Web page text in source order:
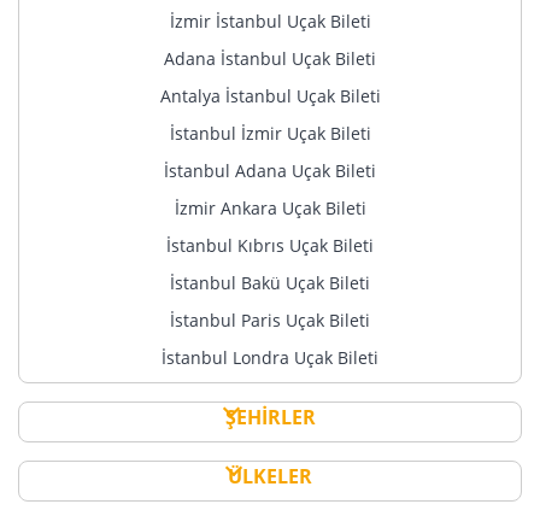
İzmir İstanbul Uçak Bileti
Adana İstanbul Uçak Bileti
Antalya İstanbul Uçak Bileti
İstanbul İzmir Uçak Bileti
İstanbul Adana Uçak Bileti
İzmir Ankara Uçak Bileti
İstanbul Kıbrıs Uçak Bileti
İstanbul Bakü Uçak Bileti
İstanbul Paris Uçak Bileti
İstanbul Londra Uçak Bileti
ŞEHİRLER
ÜLKELER